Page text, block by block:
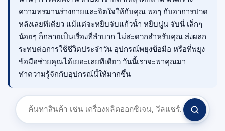
ความทรมานร่างกายและจิตใจให้กับคุณ พอๆ กับอาการปวด
หลังเลยทีเดียว แม้แต่จะหยิบจับแก้วน้ำ หยิบนู่น จับนี่ เล็กๆ
น้อยๆ ก็กลายเป็นเรื่องที่ลำบาก ไม่สะดวกสำหรับคุณ ส่งผลก
ระทบต่อการใช้ชีวิตประจำวัน อุปกรณ์พยุงข้อมือ หรือที่พยุง
ข้อมือช่วยคุณได้เยอะเลยทีเดียว วันนี้เราจะพาคุณมา
ทำความรู้จักกับอุปกรณ์นี้ให้มากขึ้น